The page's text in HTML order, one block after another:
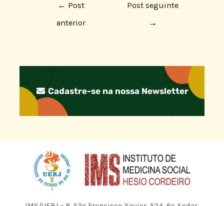
← Post
anterior
Post seguinte
→
Cadastre-se na nossa Newsletter